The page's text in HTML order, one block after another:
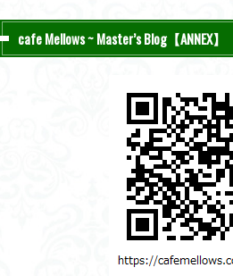
cafe Mellows ~ Master’s Blog【ANNEX】